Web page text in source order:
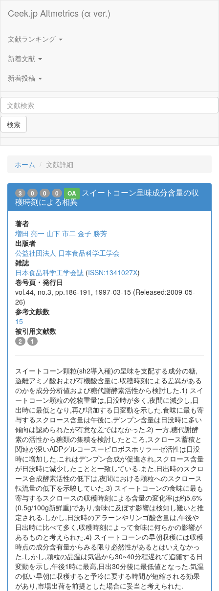
Ceek.jp Altmetrics (α ver.)
文献ランキング
新着文献
新着投稿
検索
ホーム 文献詳細
3 0 0 0 OA
スイートコーン呈味成分含量の収
穫時刻による相異
著者
増田 亮一 山下 市二 金子 勝芳
出版者
公益社団法人 日本食品科学工学会
雑誌
日本食品科学工学会誌 (ISSN:1341027X)
巻号頁・発行日
vol.44, no.3, pp.186-191, 1997-03-15 (Released:2009-05-
26)
参考文献数
15
被引用文献数
2 1
スイートコーン顆粒(sh2導入種)の呈味を支配する成分の糖,
遊離アミノ酸および有機酸含量に,収穫時刻による差異がある
のかを成分分析値および糖代謝酵素活性から検討した.1) スイ
ートコーン顆粒の乾物重量は,日没時が多く,夜間に減少し,日
出時に最低となり,再び増加する日変動を示した.食味に最も寄
与するスクロース含量は午後に,デンプン含量は日没時に多い
傾向は認められたが有意な差ではなかった.2) 一方,糖代謝酵
素の活性から糖類の集積を検討したところ,スクロース蓄積と
関連が深いADPグルコースーピロボスホリラーゼ活性は日没
時に増加した.これはデンプン合成が促進され,スクロース含量
が日没時に減少したことと一致している.また,日出時のスクロ
ース合成酵素活性の低下は,夜間における顆粒へのスクロース
転流量の低下を示唆していた.3) スイートコーンの食味に最も
寄与するスクロースの収穫時刻による含量の変化率は約5.6%
(0.5g/100g新鮮重)であり,食味に及ぼす影響は検知し難いと推
定される.しかし,日没時のアラーンやリンゴ酸含量は,午後や
日出時に比べて多く,収穫時刻によって食味に何らかの影響が
あるものと考えられた.4) スイートコーンの早朝収穫には収穫
時点の成分含有量からみる限り必然性があるとはいえなかっ
た.しかし,顆粒の品温は気温から30~40分程遅れて追随する日
変動を示し,午後1時に最高,日出30分後に最低値となった.気温
の低い早朝に収穫すると予冷に要する時間が短縮される効果
があり,市場出荷を前提とした場合に妥当と考えられた.